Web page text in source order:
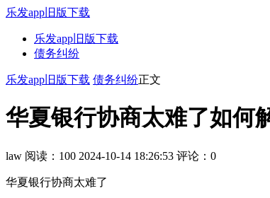
乐发app旧版下载
乐发app旧版下载
债务纠纷
乐发app旧版下载 债务纠纷正文
华夏银行协商太难了如何
law 阅读：100 2024-10-14 18:26:53 评论：0
华夏银行协商太难了